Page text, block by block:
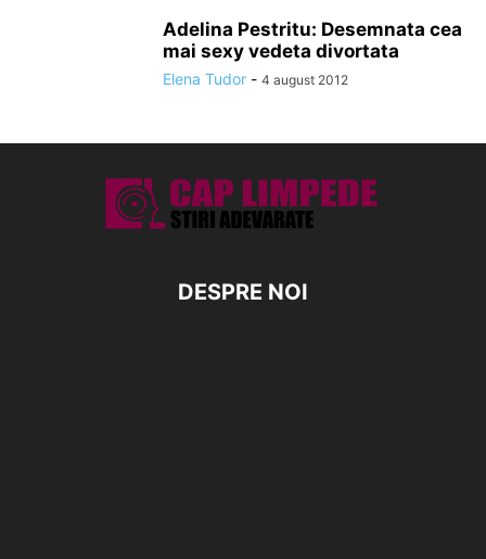
Adelina Pestritu: Desemnata cea
mai sexy vedeta divortata
Elena Tudor - 4 august 2012
DESPRE NOI